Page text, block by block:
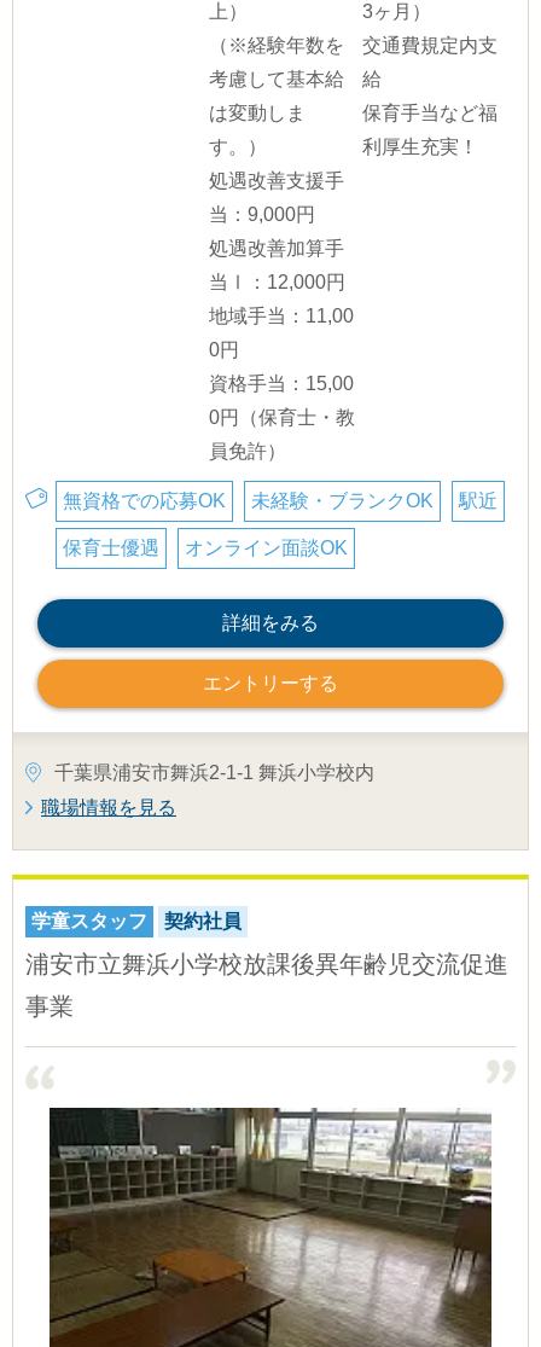
上）
（※経験年数を
考慮して基本給
は変動しま
す。）
処遇改善支援手
当：9,000円
処遇改善加算手
当Ⅰ：12,000円
地域手当：11,00
0円
資格手当：15,00
0円（保育士・教
員免許）
3ヶ月）
交通費規定内支
給
保育手当など福
利厚生充実！
無資格での応募OK 未経験・ブランクOK 駅近
保育士優遇 オンライン面談OK
詳細をみる
エントリーする
千葉県浦安市舞浜2-1-1 舞浜小学校内
職場情報を見る
学童スタッフ 契約社員
浦安市立舞浜小学校放課後異年齢児交流促進
事業